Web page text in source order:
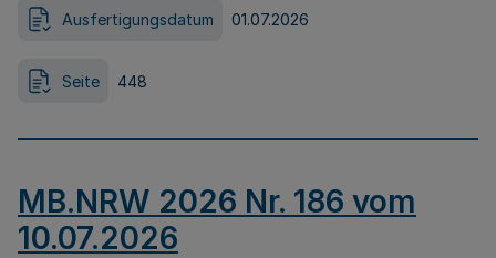
Ausfertigungsdatum 01.07.2026
Seite 448
MB.NRW 2026 Nr. 186 vom
10.07.2026